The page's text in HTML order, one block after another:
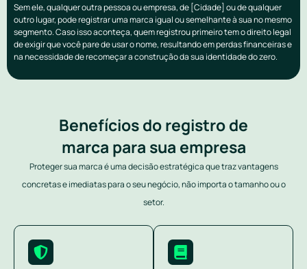
Sem ele, qualquer outra pessoa ou empresa, de [Cidade] ou de qualquer
outro lugar, pode registrar uma marca igual ou semelhante à sua no mesmo
segmento. Caso isso aconteça, quem registrou primeiro tem o direito legal
de exigir que você pare de usar o nome, resultando em perdas financeiras e
na necessidade de recomeçar a construção da sua identidade do zero.
Benefícios do registro de
marca para sua empresa
Proteger sua marca é uma decisão estratégica que traz vantagens
concretas e imediatas para o seu negócio, não importa o tamanho ou o
setor.